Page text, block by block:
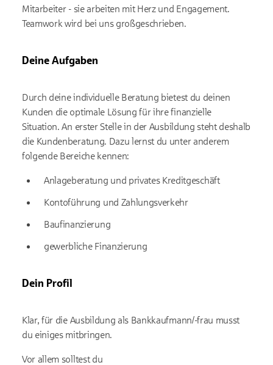
Mitarbeiter - sie arbeiten mit Herz und Engagement.
Teamwork wird bei uns großgeschrieben.
Deine Aufgaben
Durch deine individuelle Beratung bietest du deinen
Kunden die optimale Lösung für ihre finanzielle
Situation. An erster Stelle in der Aus­bildung steht deshalb
die Kunden­beratung. Dazu lernst du unter anderem
folgende Bereiche kennen:
Anlage­beratung und privates Kredit­geschäft
Konto­führung und Zahlungs­verkehr
Bau­finanzierung
gewerbliche Finanzierung
Dein Profil
Klar, für die Ausbildung als Bank­kaufmann/-frau musst
du einiges mitbringen.
Vor allem solltest du